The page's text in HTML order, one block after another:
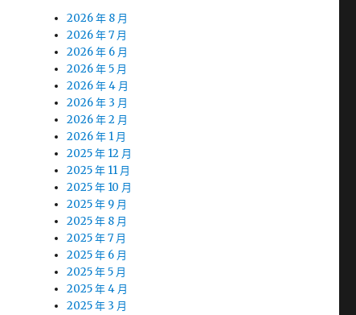
2026 年 8 月
2026 年 7 月
2026 年 6 月
2026 年 5 月
2026 年 4 月
2026 年 3 月
2026 年 2 月
2026 年 1 月
2025 年 12 月
2025 年 11 月
2025 年 10 月
2025 年 9 月
2025 年 8 月
2025 年 7 月
2025 年 6 月
2025 年 5 月
2025 年 4 月
2025 年 3 月